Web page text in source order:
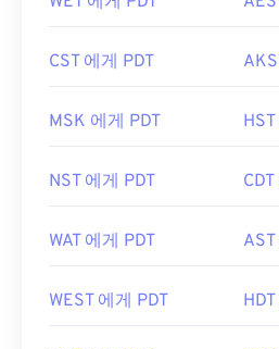
CST 에게 PDT
MSK 에게 PDT
NST 에게 PDT
WAT 에게 PDT
WEST 에게 PDT